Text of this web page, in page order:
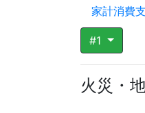
家計消費
#1
火災・